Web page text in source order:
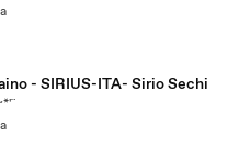
- SIRIUS-ITA- Sirio Sechi